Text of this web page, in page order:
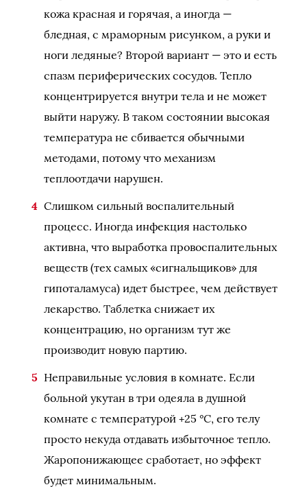
кожа красная и горячая, а иногда —
бледная, с мраморным рисунком, а руки и
ноги ледяные? Второй вариант — это и есть
спазм периферических сосудов. Тепло
концентрируется внутри тела и не может
выйти наружу. В таком состоянии высокая
температура не сбивается обычными
методами, потому что механизм
теплоотдачи нарушен.
Слишком сильный воспалительный
процесс. Иногда инфекция настолько
активна, что выработка провоспалительных
веществ (тех самых «сигнальщиков» для
гипоталамуса) идет быстрее, чем действует
лекарство. Таблетка снижает их
концентрацию, но организм тут же
производит новую партию.
Неправильные условия в комнате. Если
больной укутан в три одеяла в душной
комнате с температурой +25 °C, его телу
просто некуда отдавать избыточное тепло.
Жаропонижающее сработает, но эффект
будет минимальным.